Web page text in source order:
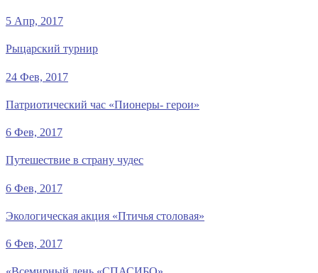
5 Апр, 2017
Рыцарский турнир
24 Фев, 2017
Патриотический час «Пионеры- герои»
6 Фев, 2017
Путешествие в страну чудес
6 Фев, 2017
Экологическая акция «Птичья столовая»
6 Фев, 2017